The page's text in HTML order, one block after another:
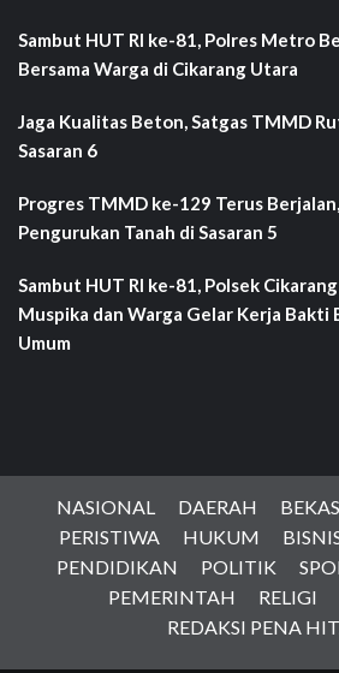
Sambut HUT RI ke-81, Polres Metro
Bersama Warga di Cikarang Utara
Jaga Kualitas Beton, Satgas TMMD
Sasaran 6
Progres TMMD ke-129 Terus
Pengurukan Tanah di Sasaran 5
Sambut HUT RI ke-81, Polsek
Muspika dan Warga Gelar Kerja Bakti
Umum
NASIONAL DAERAH
PERISTIWA
HUKUM
PENDIDIKAN
POLITIK
PEMERINTAH
RELIGI
REDAKSI PENA